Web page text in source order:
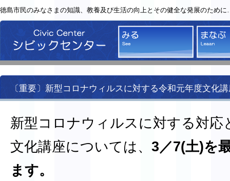
徳島市民のみなさまの知識、教養及び生活の向上とその健全な発展のため
シビックセンター
みる
〔重要〕新型コロナウィルスに対する令和元年度文化
新型コロナウィルスに対する対応
文化講座については、 3／7(土)を
ます。